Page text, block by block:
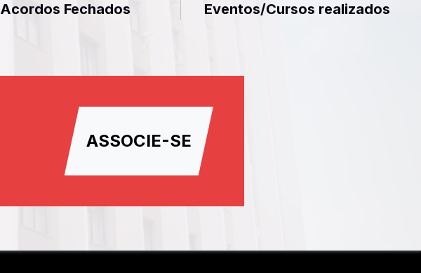
Acordos Fechados Eventos/Cursos realizados
ASSOCIE-SE